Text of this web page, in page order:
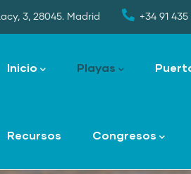
3, 28045. Madrid +34 91 435
navigation
Inicio Playas
Recursos Congresos